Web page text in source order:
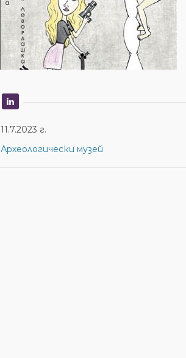
11.7.2023 г.
Археологически музей